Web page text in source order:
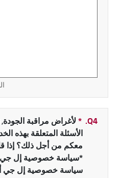
Q4.
*حقل مطلوب
لأغراض مراقبة
الأسئلة المتعلقة بهذه
معكم من أجل ذلك؟ إذا
*سياسة خصوصية إل جي.
سياسة خصوصية إل جي